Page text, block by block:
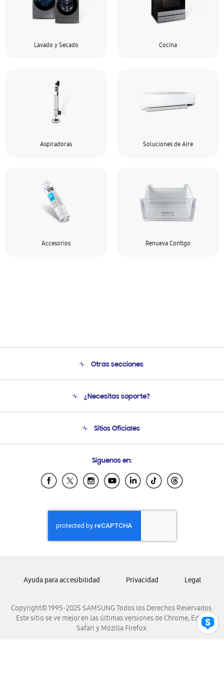
Lavado y Secado Cocina
Aspiradoras Soluciones de Aire
Accesorios Renueva Contigo
Otras secciones
Soporte
Seguimiento de tu pedido
¿Necesitas soporte?
Soporte vía eMail
Sitios Oficiales
Samsung Ecuador
Samsung El Salvador
Samsung Honduras
Samsung Nicaragua
Samsung Panamá
Samsung Venezuela
Síguenos en:
Copyright© 1995-2025 SAMSUNG Todos los Derechos Reservados.
Este sitio se ve mejor en las últimas versiones de Chrome, Edge,
Safari y Mozilla Firefox.
Ayuda para accesibilidad Privacidad Legal